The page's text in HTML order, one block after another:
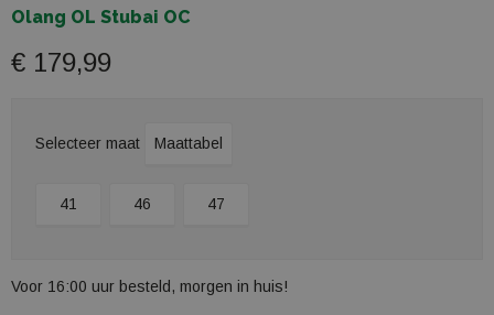
Olang OL Stubai OC
€ 179,99
Selecteer maat Maattabel
41 46 47
Voor 16:00 uur besteld, morgen in huis!